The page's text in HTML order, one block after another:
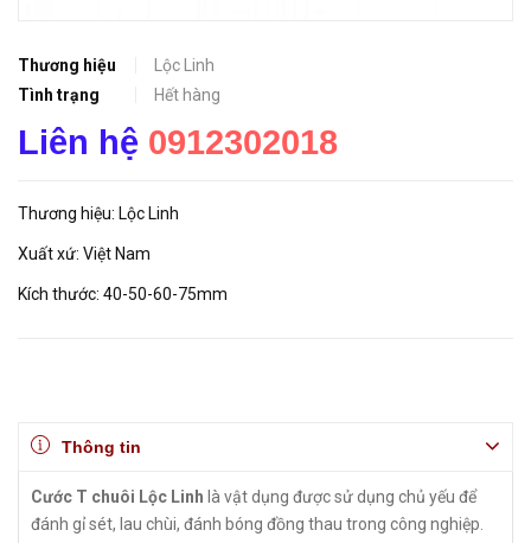
Thương hiệu
Lộc Linh
Tình trạng
Hết hàng
Liên hệ 0912302018
Thương hiệu: Lộc Linh
Xuất xứ: Việt Nam
Kích thước: 40-50-60-75mm
Thông tin
Cước T chuôi Lộc Linh là vật dụng được sử dụng chủ yếu để
đánh gỉ sét, lau chùi, đánh bóng đồng thau trong công nghiệp.